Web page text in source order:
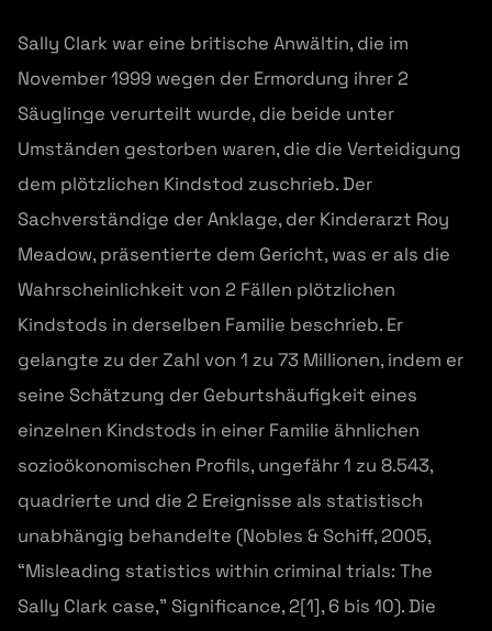
Sally Clark war eine britische Anwältin, die im
November 1999 wegen der Ermordung ihrer 2
Säuglinge verurteilt wurde, die beide unter
Umständen gestorben waren, die die Verteidigung
dem plötzlichen Kindstod zuschrieb. Der
Sachverständige der Anklage, der Kinderarzt Roy
Meadow, präsentierte dem Gericht, was er als die
Wahrscheinlichkeit von 2 Fällen plötzlichen
Kindstods in derselben Familie beschrieb. Er
gelangte zu der Zahl von 1 zu 73 Millionen, indem er
seine Schätzung der Geburtshäufigkeit eines
einzelnen Kindstods in einer Familie ähnlichen
sozioökonomischen Profils, ungefähr 1 zu 8.543,
quadrierte und die 2 Ereignisse als statistisch
unabhängig behandelte (Nobles & Schiff, 2005,
“Misleading statistics within criminal trials: The
Sally Clark case,” Significance, 2[1], 6 bis 10). Die